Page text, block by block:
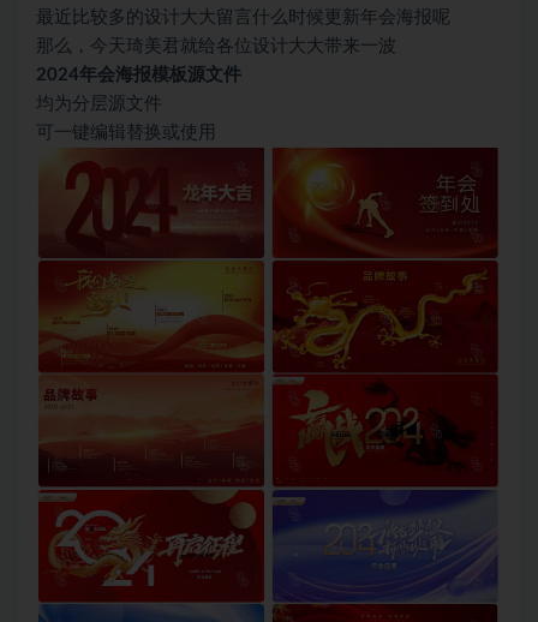
最近比较多的设计大大留言什么时候更新年会海报呢
那么，今天琦美君就给各位设计大大带来一波
2024年会海报模板源文件
均为分层源文件
可一键编辑替换或使用